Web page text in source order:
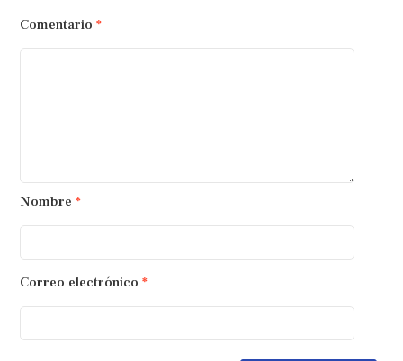
Comentario *
Nombre *
Correo electrónico *